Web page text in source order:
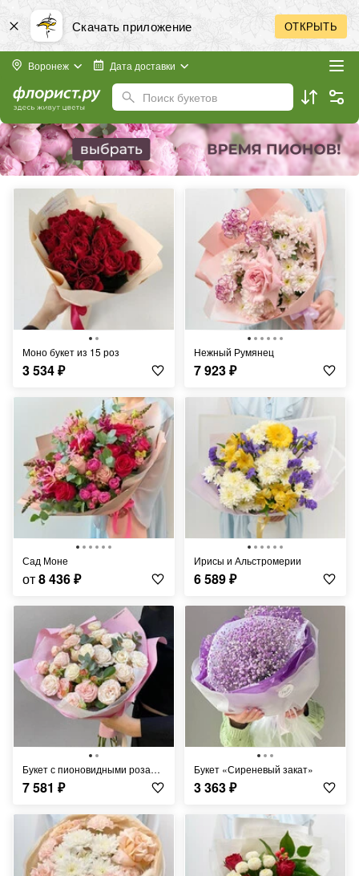
Скачать приложение ОТКРЫТЬ
Воронеж Дата доставки
Поиск букетов
Моно букет из 15 роз
3 534₽
Нежный Румянец
7 923₽
Сад Моне
от8 436₽
Ирисы и Альстромерии
6 589₽
Букет с пионовидными розами и эвкалиптом
7 581 ₽
Букет «Сиреневый закат»
3 363₽